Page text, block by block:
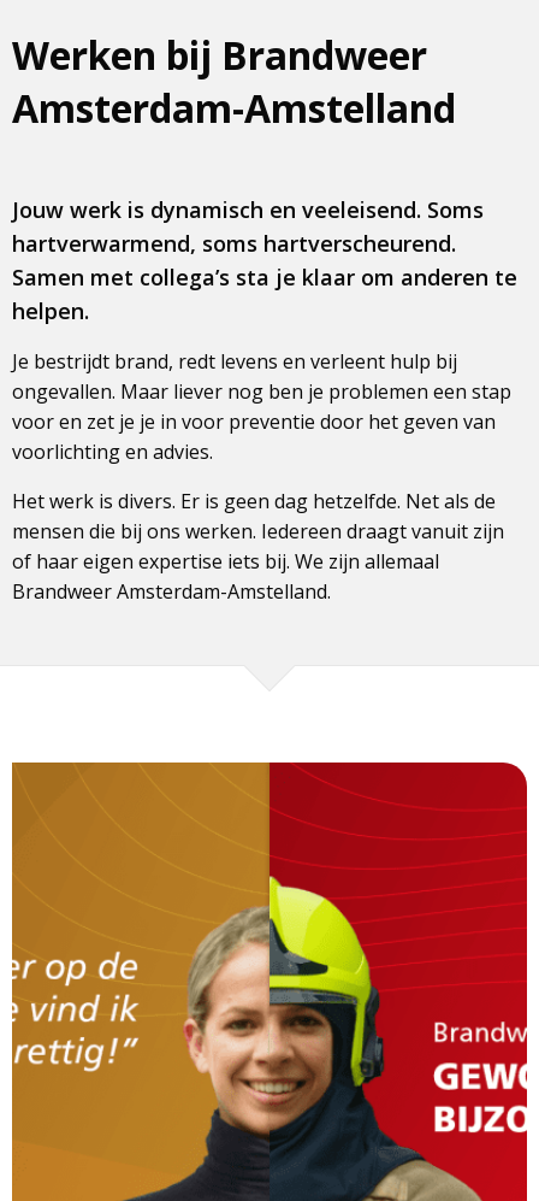
Werken bij Brandweer
Amsterdam-Amstelland
Jouw werk is dynamisch en veeleisend. Soms
hartverwarmend, soms hartverscheurend.
Samen met collega’s sta je klaar om anderen te
helpen.
Je bestrijdt brand, redt levens en verleent hulp bij
ongevallen. Maar liever nog ben je problemen een stap
voor en zet je je in voor preventie door het geven van
voorlichting en advies.
Het werk is divers. Er is geen dag hetzelfde. Net als de
mensen die bij ons werken. Iedereen draagt vanuit zijn
of haar eigen expertise iets bij. We zijn allemaal
Brandweer Amsterdam-Amstelland.